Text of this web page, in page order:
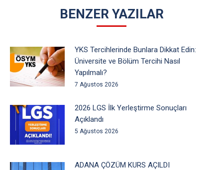
BENZER YAZILAR
YKS Tercihlerinde Bunlara Dikkat Edin:
Üniversite ve Bölüm Tercihi Nasıl
Yapılmalı?
7 Ağustos 2026
2026 LGS İlk Yerleştirme Sonuçları
Açıklandı
5 Ağustos 2026
ADANA ÇÖZÜM KURS AÇILDI